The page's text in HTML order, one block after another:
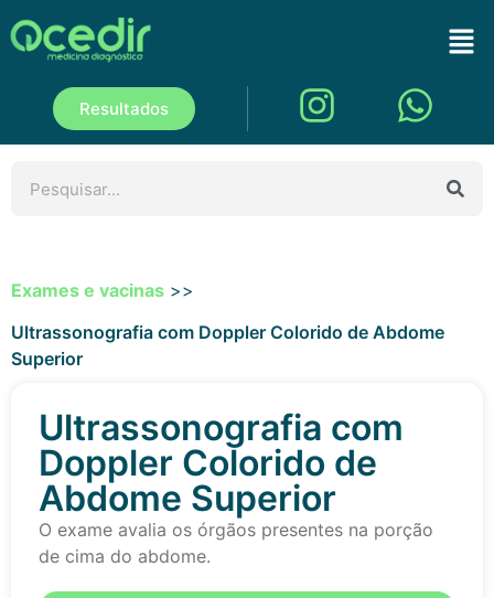
Resultados
Exames e vacinas >>
Ultrassonografia com Doppler Colorido de Abdome
Superior
Ultrassonografia com
Doppler Colorido de
Abdome Superior
O exame avalia os órgãos presentes na porção
de cima do abdome.